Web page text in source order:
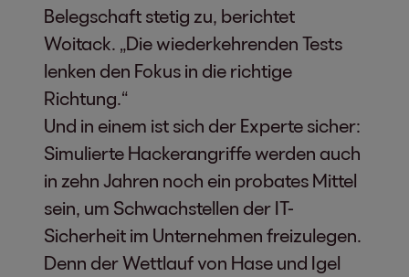
Belegschaft stetig zu, berichtet
Woitack. „Die wiederkehrenden Tests
lenken den Fokus in die richtige
Richtung.“
Und in einem ist sich der Experte sicher:
Simulierte Hackerangriffe werden auch
in zehn Jahren noch ein probates Mittel
sein, um Schwachstellen der IT-
Sicherheit im Unternehmen freizulegen.
Denn der Wettlauf von Hase und Igel